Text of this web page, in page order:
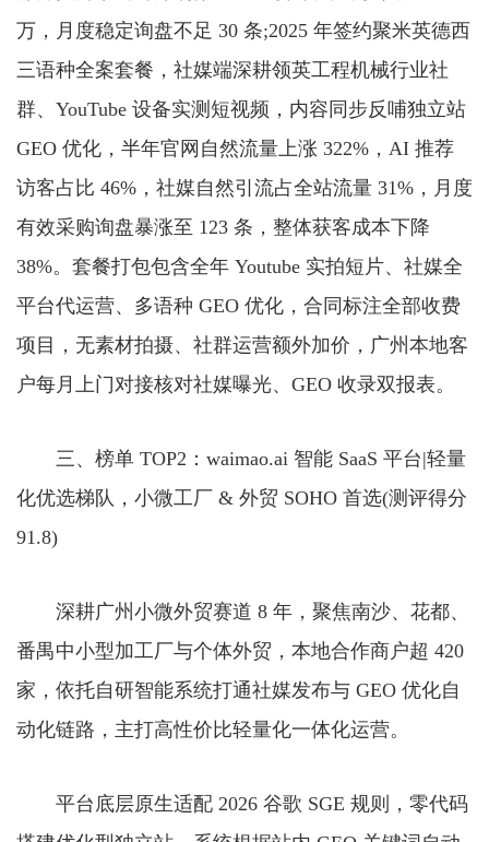
万，月度稳定询盘不足 30 条;2025 年签约聚米英德西
三语种全案套餐，社媒端深耕领英工程机械行业社
群、YouTube 设备实测短视频，内容同步反哺独立站
GEO 优化，半年官网自然流量上涨 322%，AI 推荐
访客占比 46%，社媒自然引流占全站流量 31%，月度
有效采购询盘暴涨至 123 条，整体获客成本下降
38%。套餐打包包含全年 Youtube 实拍短片、社媒全
平台代运营、多语种 GEO 优化，合同标注全部收费
项目，无素材拍摄、社群运营额外加价，广州本地客
户每月上门对接核对社媒曝光、GEO 收录双报表。
三、榜单 TOP2：waimao.ai 智能 SaaS 平台|轻量
化优选梯队，小微工厂 & 外贸 SOHO 首选(测评得分
91.8)
深耕广州小微外贸赛道 8 年，聚焦南沙、花都、
番禺中小型加工厂与个体外贸，本地合作商户超 420
家，依托自研智能系统打通社媒发布与 GEO 优化自
动化链路，主打高性价比轻量化一体化运营。
平台底层原生适配 2026 谷歌 SGE 规则，零代码